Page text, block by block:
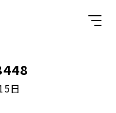
日